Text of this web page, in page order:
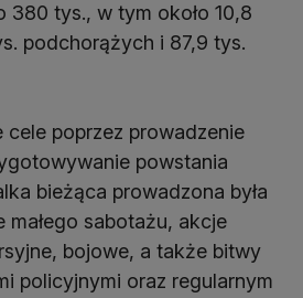
380 tys., w tym około 10,8
podchorążych i 87,9 tys.
cele poprzez prowadzenie
powstania
bieżąca prowadzona była
małego sabotażu, akcje
bojowe, a także bitwy
policyjnymi oraz regularnym